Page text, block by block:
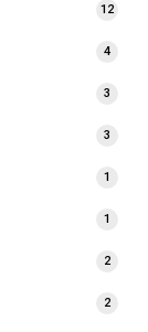
12
4
3
3
1
1
2
2